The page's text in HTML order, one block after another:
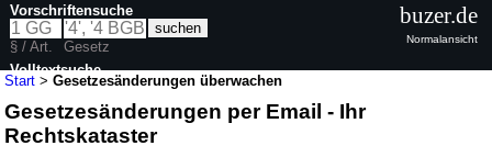
Start >Gesetzesänderungen überwachen
Gesetzesänderungen per Email - Ihr
Rechtskataster
Vorschriftensuche
§ / Art.
Gesetz
Volltextsuche
buzer.de
Normalansicht